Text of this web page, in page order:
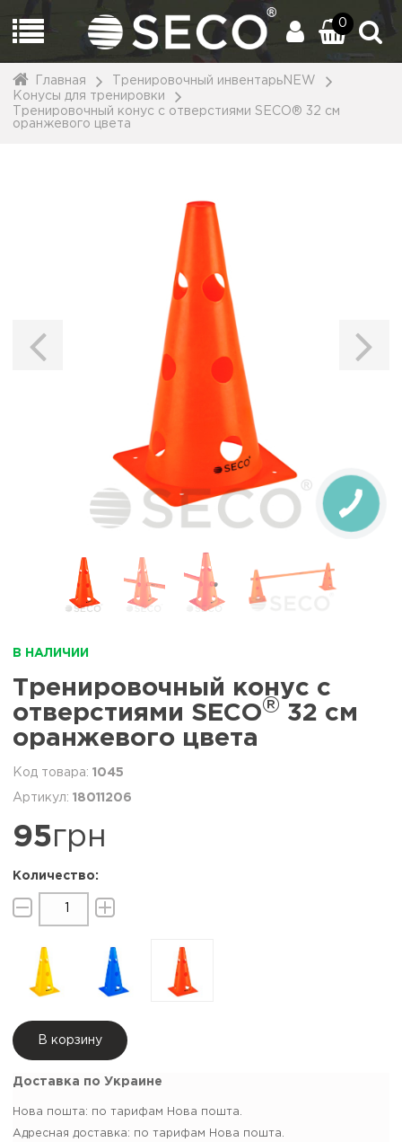
0
Главная
Тренировочный инвентарьNEW
Конусы для тренировки
Тренировочный конус с отверстиями SECO® 32 см
оранжевого цвета
В НАЛИЧИИ
Тренировочный конус с
отверстиями SECO® 32 см
оранжевого цвета
1045
18011206
95грн
В корзину
Доставка по Украине
Нова пошта: по тарифам Нова пошта.
Адресная доставка: по тарифам Нова пошта.